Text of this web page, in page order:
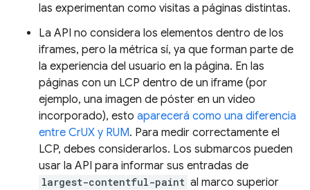
las experimentan como visitas a páginas distintas.
La API no considera los elementos dentro de los
iframes, pero la métrica sí, ya que forman parte de
la experiencia del usuario en la página. En las
páginas con un LCP dentro de un iframe (por
ejemplo, una imagen de póster en un video
incorporado), esto aparecerá como una diferencia
entre CrUX y RUM. Para medir correctamente el
LCP, debes considerarlos. Los submarcos pueden
usar la API para informar sus entradas de
largest-contentful-paint al marco superior